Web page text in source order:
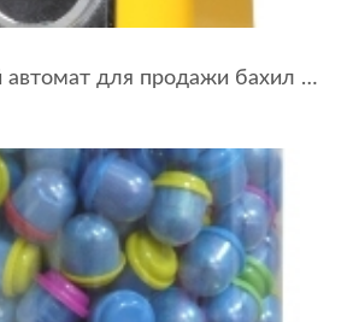
Механический автомат для продажи бахил BEAVER SQB-16